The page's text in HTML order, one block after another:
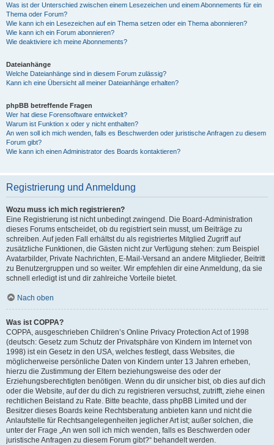
Was ist der Unterschied zwischen einem Lesezeichen und einem Abonnements für ein
Thema oder Forum?
Wie kann ich ein Lesezeichen auf ein Thema setzen oder ein Thema abonnieren?
Wie kann ich ein Forum abonnieren?
Wie deaktiviere ich meine Abonnements?
Dateianhänge
Welche Dateianhänge sind in diesem Forum zulässig?
Kann ich eine Übersicht all meiner Dateianhänge erhalten?
phpBB betreffende Fragen
Wer hat diese Forensoftware entwickelt?
Warum ist Funktion x oder y nicht enthalten?
An wen soll ich mich wenden, falls es Beschwerden oder juristische Anfragen zu diesem
Forum gibt?
Wie kann ich einen Administrator des Boards kontaktieren?
Registrierung und Anmeldung
Wozu muss ich mich registrieren?
Eine Registrierung ist nicht unbedingt zwingend. Die Board-Administration
dieses Forums entscheidet, ob du registriert sein musst, um Beiträge zu
schreiben. Auf jeden Fall erhältst du als registriertes Mitglied Zugriff auf
zusätzliche Funktionen, die Gästen nicht zur Verfügung stehen: zum Beispiel
Avatarbilder, Private Nachrichten, E-Mail-Versand an andere Mitglieder, Beitritt
zu Benutzergruppen und so weiter. Wir empfehlen dir eine Anmeldung, da sie
schnell erledigt ist und dir zahlreiche Vorteile bietet.
Nach oben
Was ist COPPA?
COPPA, ausgeschrieben Children’s Online Privacy Protection Act of 1998
(deutsch: Gesetz zum Schutz der Privatsphäre von Kindern im Internet von
1998) ist ein Gesetz in den USA, welches festlegt, dass Websites, die
möglicherweise persönliche Daten von Kindern unter 13 Jahren erheben,
hierzu die Zustimmung der Eltern beziehungsweise des oder der
Erziehungsberechtigten benötigen. Wenn du dir unsicher bist, ob dies auf dich
oder die Website, auf der du dich zu registrieren versuchst, zutrifft, ziehe einen
rechtlichen Beistand zu Rate. Bitte beachte, dass phpBB Limited und der
Besitzer dieses Boards keine Rechtsberatung anbieten kann und nicht die
Anlaufstelle für Rechtsangelegenheiten jeglicher Art ist; außer solchen, die
unter der Frage „An wen soll ich mich wenden, falls es Beschwerden oder
juristische Anfragen zu diesem Forum gibt?“ behandelt werden.